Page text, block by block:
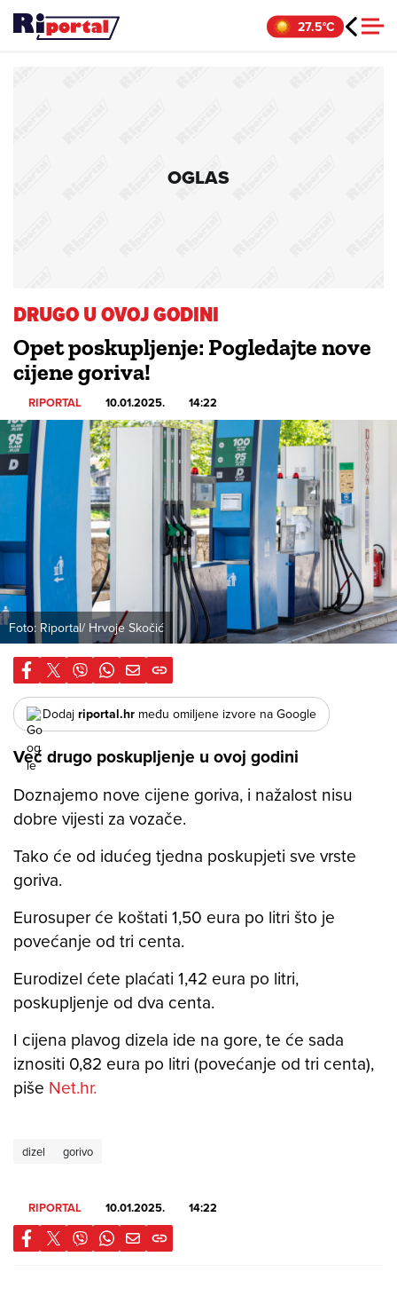
Skip
27.5°C
OGLAS
DRUGO U OVOJ GODINI
Opet poskupljenje: Pogledajte nove
cijene goriva!
RIPORTAL 10.01.2025. 14:22
Foto: Riportal/ Hrvoje Skočić
Dodaj riportal.hr među omiljene izvore na Google
Već drugo poskupljenje u ovoj godini
Doznajemo nove cijene goriva, i nažalost nisu
dobre vijesti za vozače.
Tako će od idućeg tjedna poskupjeti sve vrste
goriva.
Eurosuper će koštati 1,50 eura po litri što je
povećanje od tri centa.
Eurodizel ćete plaćati 1,42 eura po litri,
poskupljenje od dva centa.
I cijena plavog dizela ide na gore, te će sada
iznositi 0,82 eura po litri (povećanje od tri centa),
piše Net.hr.
dizel gorivo
RIPORTAL 10.01.2025. 14:22